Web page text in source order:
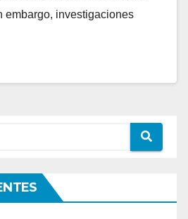
embargo, investigaciones